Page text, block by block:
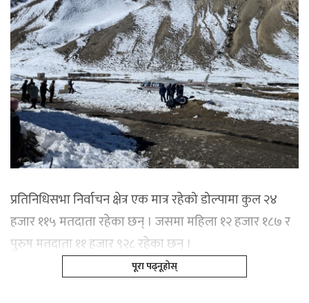
प्रतिनिधिसभा निर्वाचन क्षेत्र एक मात्र रहेको डोल्पामा कुल २४
हजार ११५ मतदाता रहेका छन् । जसमा महिला १२ हजार १८७ र
पुरुष मतदाता ११ हजार ९२८ रहेका छन् ।
पूरा पढ्नूहोस्